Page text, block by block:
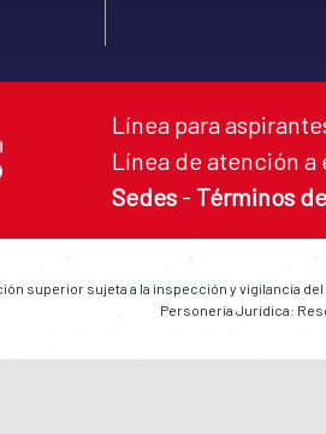
Línea para
Línea de atención a
Sedes - Términos
superior sujeta a la inspección y vigilancia
Personería Jurídica: